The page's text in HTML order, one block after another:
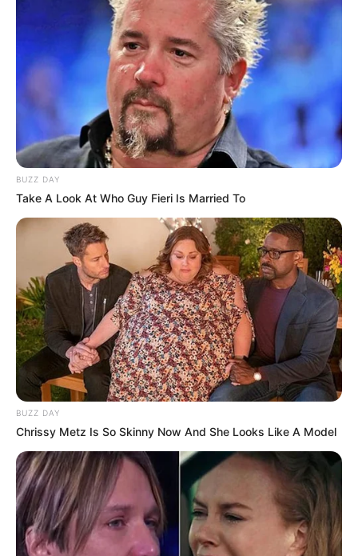
BUZZ DAY
Take A Look At Who Guy Fieri Is Married To
BUZZ DAY
Chrissy Metz Is So Skinny Now And She Looks Like A Model